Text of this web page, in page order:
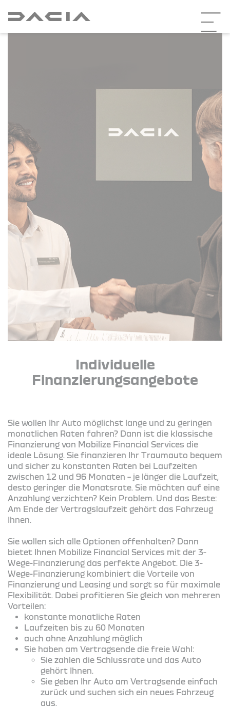
Individuelle
Finanzierungsangebote
Sie wollen Ihr Auto möglichst lange und zu geringen
monatlichen Raten fahren? Dann ist die klassische
Finanzierung von Mobilize Financial Services die
ideale Lösung. Sie finanzieren Ihr Traumauto bequem
und sicher zu konstanten Raten bei Laufzeiten
zwischen 12 und 96 Monaten – je länger die Laufzeit,
desto geringer die Monatsrate. Sie möchten auf eine
Anzahlung verzichten? Kein Problem. Und das Beste:
Am Ende der Vertragslaufzeit gehört das Fahrzeug
Ihnen.
Sie wollen sich alle Optionen offenhalten? Dann
bietet Ihnen Mobilize Financial Services mit der 3-
Wege-Finanzierung das perfekte Angebot. Die 3-
Wege-Finanzierung kombiniert die Vorteile von
Finanzierung und Leasing und sorgt so für maximale
Flexibilität. Dabei profitieren Sie gleich von mehreren
Vorteilen:
konstante monatliche Raten
Laufzeiten bis zu 60 Monaten
auch ohne Anzahlung möglich
Sie haben am Vertragsende die freie Wahl:
Sie zahlen die Schlussrate und das Auto
gehört Ihnen.
Sie geben Ihr Auto am Vertragsende einfach
zurück und suchen sich ein neues Fahrzeug
aus.